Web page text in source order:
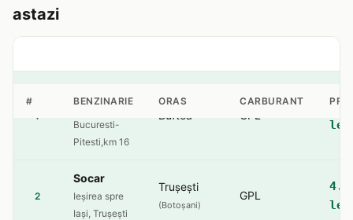
astazi
# BENZINARIE ORAS CARBURANT
1
sos.
Bucuresti-
Pitesti,km 16
Buftea GPL
2
Socar
Ieșirea spre
Iași, Trușești
Trușești
(Botoșani)
GPL